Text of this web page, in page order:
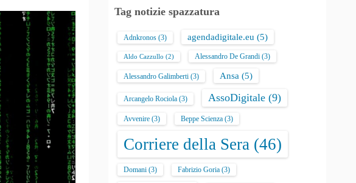
Tag notizie spazzatura
Adnkronos (3) agendadigitale.eu (5)
Aldo Cazzullo (2) Alessandro De Grandi (3)
Alessandro Galimberti (3) Ansa (5)
Arcangelo Rociola (3) AssoDigitale (9)
Avvenire (3) Beppe Scienza (3)
Corriere della Sera (46)
Domani (3) Fabrizio Goria (3)